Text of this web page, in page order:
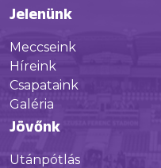
Jelenünk
Meccseink
Híreink
Csapataink
Galéria
Jövőnk
Utánpótlás